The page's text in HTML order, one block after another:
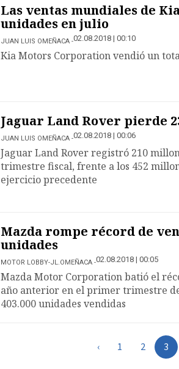
Las ventas mundiales de
unidades en julio
JUAN LUIS OMEÑACA 02.08.2018 | 00:10
Kia Motors Corporation vendió un
Jaguar Land Rover pierde
JUAN LUIS OMEÑACA 02.08.2018 | 00:06
Jaguar Land Rover registró 210
trimestre fiscal, frente a los 452
ejercicio precedente
Mazda rompe récord de
unidades
MOTOR LOBBY-JL.OMEÑACA 02.08.2018 | 00:05
Mazda Motor Corporation batió el
año anterior en el primer trimestre
403.000 unidades vendidas
‹ 1 2 3